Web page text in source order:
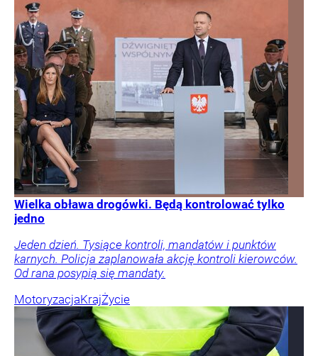
Wielka obława drogówki. Będą kontrolować tylko
jedno
Jeden dzień. Tysiące kontroli, mandatów i punktów
karnych. Policja zaplanowała akcję kontroli kierowców.
Od rana posypią się mandaty.
MotoryzacjaKrajŻycie